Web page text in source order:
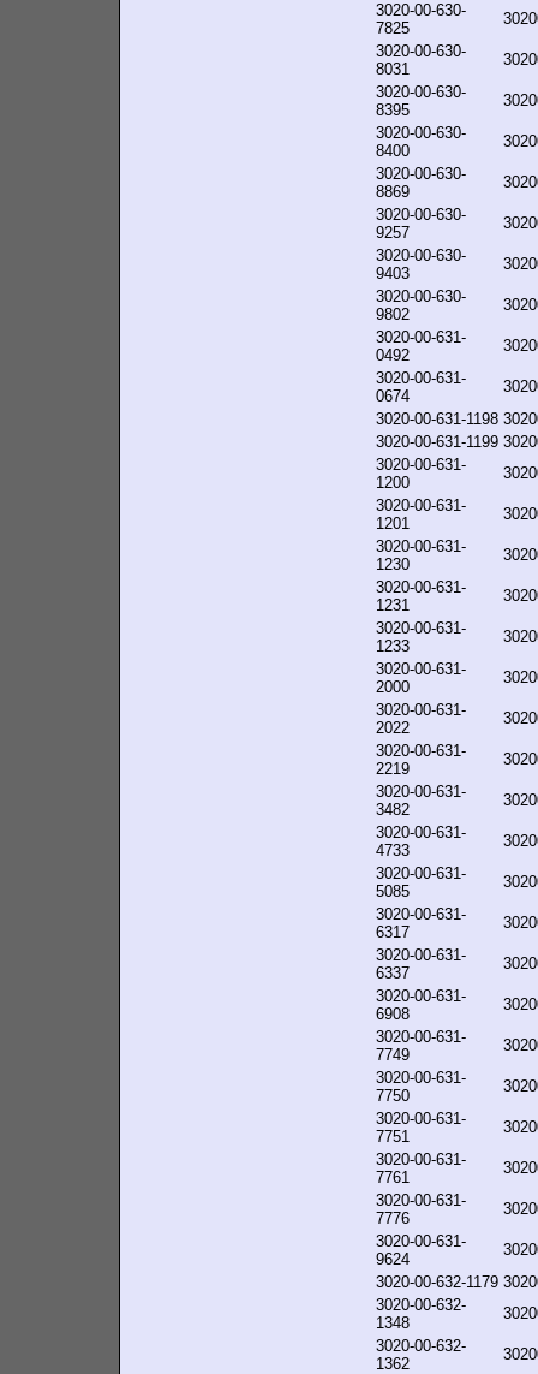
3020-00-630-
7825
3020-00-630-
8031
3020-00-630-
8395
3020-00-630-
8400
3020-00-630-
8869
3020-00-630-
9257
3020-00-630-
9403
3020-00-630-
9802
3020-00-631-
0492
3020-00-631-
0674
3020-00-631-1198
3020-00-631-1199
3020-00-631-
1200
3020-00-631-
1201
3020-00-631-
1230
3020-00-631-
1231
3020-00-631-
1233
3020-00-631-
2000
3020-00-631-
2022
3020-00-631-
2219
3020-00-631-
3482
3020-00-631-
4733
3020-00-631-
5085
3020-00-631-
6317
3020-00-631-
6337
3020-00-631-
6908
3020-00-631-
7749
3020-00-631-
7750
3020-00-631-
7751
3020-00-631-
7761
3020-00-631-
7776
3020-00-631-
9624
3020-00-632-1179
3020-00-632-
1348
3020-00-632-
1362